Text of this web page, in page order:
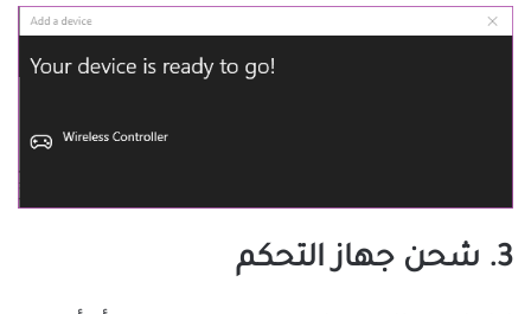
3. شحن جهاز التحكم